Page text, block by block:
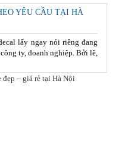
YÊU CẦU TẠI HÀ
lấy ngay nói riêng đang
ty, doanh nghiệp. Bởi lẽ,